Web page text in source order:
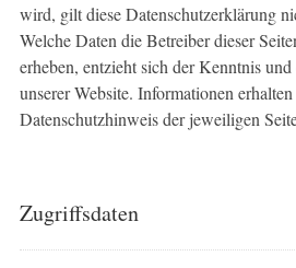
wird, gilt diese Datenschutzerklärung
Welche Daten die Betreiber dieser
erheben, entzieht sich der Kenntnis
unserer Website. Informationen
Datenschutzhinweis der jeweiligen
Zugriffsdaten